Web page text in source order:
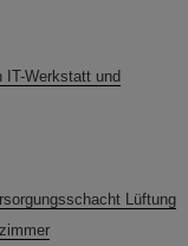
IT-Werkstatt und
Lüftung